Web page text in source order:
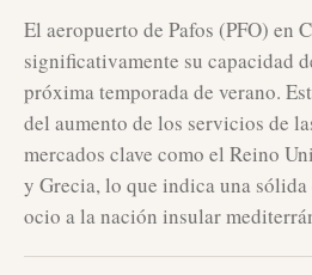
El aeropuerto de Pafos (PFO) en
significativamente su capacidad
próxima temporada de verano.
del aumento de los servicios de
mercados clave como el Reino
y Grecia, lo que indica una sólida
ocio a la nación insular